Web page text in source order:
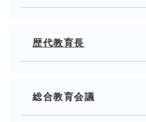
歴代教育長
総合教育会議